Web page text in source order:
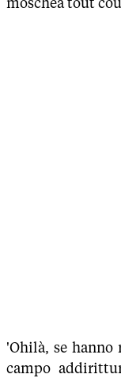
'Ohilà, se hanno
campo